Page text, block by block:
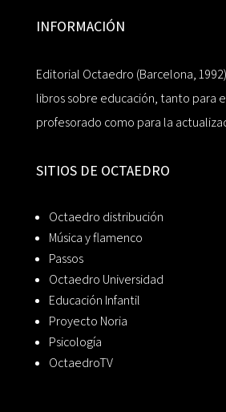
INFORMACIÓN
Editorial Octaedro (Barcelona,
libros sobre educación, tanto para
profesorado como para la
SITIOS DE OCTAEDRO
Octaedro distribución
Música y flamenco
Passos
Octaedro Universidad
Educación Infantil
Proyecto Noria
Psicología
OctaedroTV